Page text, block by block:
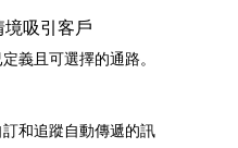
吸引客戶
義且可選擇的通路。
和追蹤自動傳遞的訊